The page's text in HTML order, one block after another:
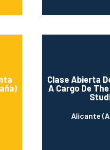
Clase Abierta
A Cargo De
Alicante